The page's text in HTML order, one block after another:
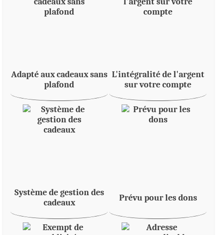
Adapté aux cadeaux sans
plafond
L'intégralité de l'argent
sur votre compte
Système de gestion des
cadeaux
Prévu pour les dons